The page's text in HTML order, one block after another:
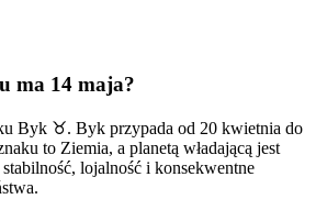
ma 14 maja?
Byk ♉. Byk przypada od 20 kwietnia do
to Ziemia, a planetą władającą jest
lojalność i konsekwentne